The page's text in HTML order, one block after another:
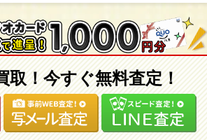
取！今すぐ無料査定！